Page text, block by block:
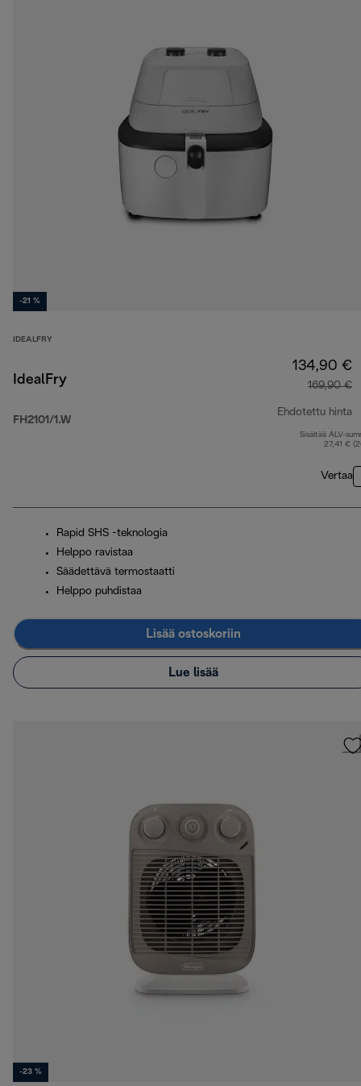
-21 %
IDEALFRY
IdealFry
FH2101/1.W
134,90 €
169,90 €
Ehdotettu hinta
Sisältää ALV-
27,41 €
Vertaa
Rapid SHS -teknologia
Helppo ravistaa
Säädettävä termostaatti
Helppo puhdistaa
Lisää ostoskoriin
Lue lisää
-23 %